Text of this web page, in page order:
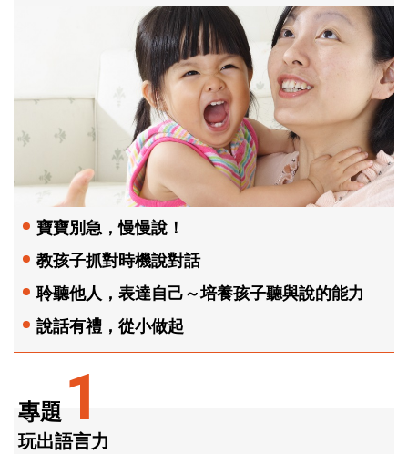
專題 1
玩出語言力
寶寶別急，慢慢說！
教孩子抓對時機說對話
聆聽他人，表達自己～培養孩子聽與說的能力
說話有禮，從小做起